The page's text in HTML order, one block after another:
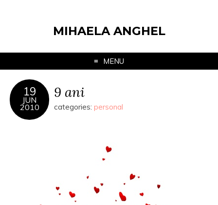
MIHAELA ANGHEL
MENU
19
JUN
2010
9 ani
categories: personal